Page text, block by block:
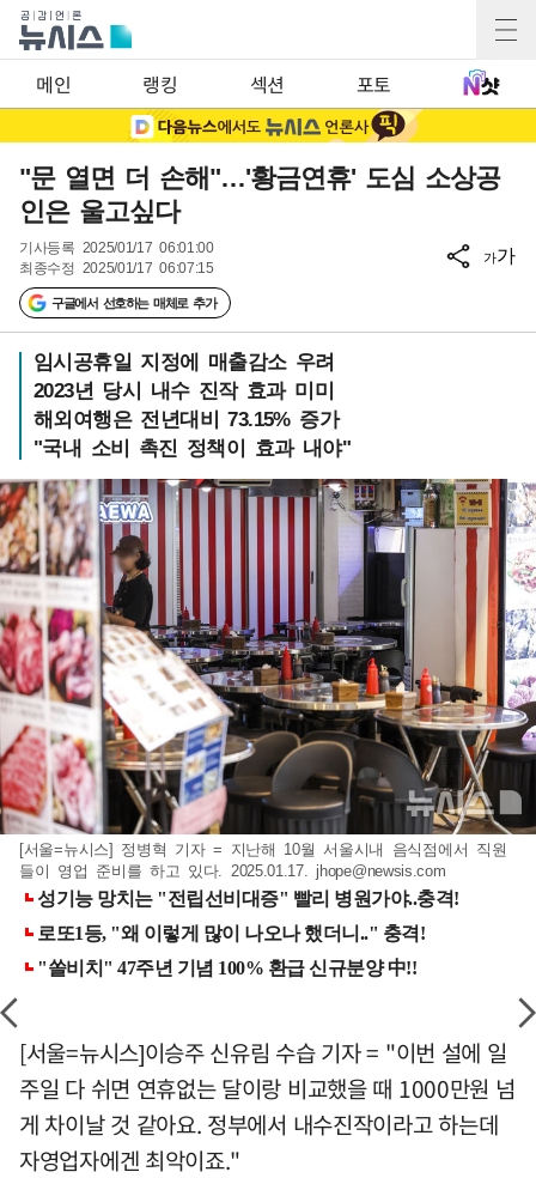
메인 랭킹 섹션 포토
"문 열면 더 손해"…'황금연휴' 도심 소상공
인은 울고싶다
기사등록 2025/01/17 06:01:00
최종수정 2025/01/17 06:07:15
구글에서 선호하는 매체로 추가
가가
임시공휴일 지정에 매출감소 우려
2023년 당시 내수 진작 효과 미미
해외여행은 전년대비 73.15% 증가
"국내 소비 촉진 정책이 효과 내야"
[서울=뉴시스] 정병혁 기자 = 지난해 10월 서울시내 음식점에서 직원
들이 영업 준비를 하고 있다. 2025.01.17. jhope@newsis.com
[서울=뉴시스]이승주 신유림 수습 기자 = "이번 설에 일
주일 다 쉬면 연휴없는 달이랑 비교했을 때 1000만원 넘
게 차이날 것 같아요. 정부에서 내수진작이라고 하는데
자영업자에겐 최악이죠."